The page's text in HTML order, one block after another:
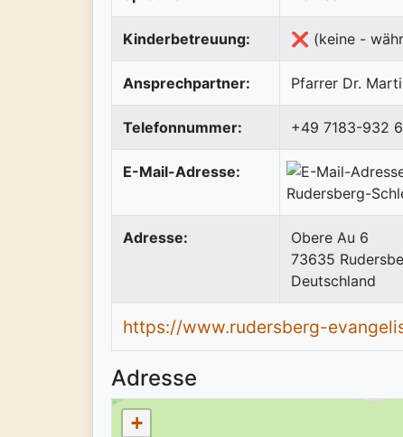
Kinderbetreuung: ❌ (keine -
Ansprechpartner: Pfarrer Dr.
Telefonnummer: +49 7183-932
E-Mail-Adresse:
Adresse:
Obere Au 6
73635
Deutschland
https://www.rudersberg-
Adresse
+